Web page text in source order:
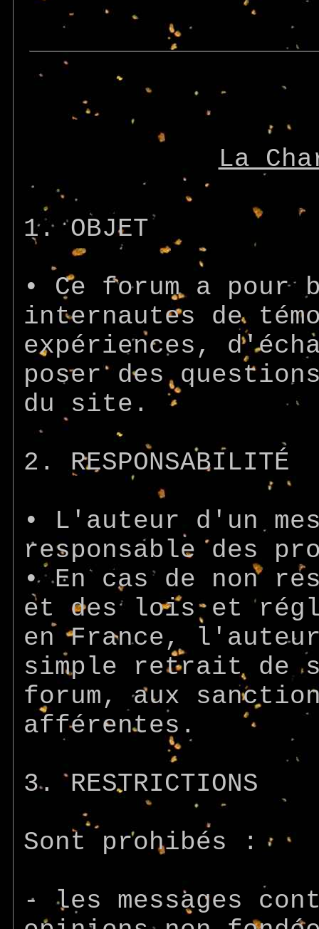
La
1. OBJET
• Ce forum a pour
internautes de
expériences,
poser des
du site.
2. RESPONSABILITÉ
• L'auteur d'un
responsable des
• En cas de non
et des lois et
en France,
simple retrait de
forum, aux
afférentes.
3. RESTRICTIONS
Sont prohibés :
- les messages